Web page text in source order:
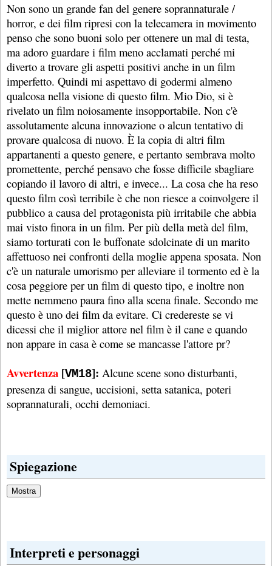
Non sono un grande fan del genere soprannaturale /
horror, e dei film ripresi con la telecamera in movimento
penso che sono buoni solo per ottenere un mal di testa,
ma adoro guardare i film meno acclamati perché mi
diverto a trovare gli aspetti positivi anche in un film
imperfetto. Quindi mi aspettavo di godermi almeno
qualcosa nella visione di questo film. Mio Dio, si è
rivelato un film noiosamente insopportabile. Non c'è
assolutamente alcuna innovazione o alcun tentativo di
provare qualcosa di nuovo. È la copia di altri film
appartanenti a questo genere, e pertanto sembrava molto
promettente, perché pensavo che fosse difficile sbagliare
copiando il lavoro di altri, e invece... La cosa che ha reso
questo film così terribile è che non riesce a coinvolgere il
pubblico a causa del protagonista più irritabile che abbia
mai visto finora in un film. Per più della metà del film,
siamo torturati con le buffonate sdolcinate di un marito
affettuoso nei confronti della moglie appena sposata. Non
c'è un naturale umorismo per alleviare il tormento ed è la
cosa peggiore per un film di questo tipo, e inoltre non
mette nemmeno paura fino alla scena finale. Secondo me
questo è uno dei film da evitare. Ci credereste se vi
dicessi che il miglior attore nel film è il cane e quando
non appare in casa è come se mancasse l'attore pr?
Avvertenza [VM18]: Alcune scene sono disturbanti,
presenza di sangue, uccisioni, setta satanica, poteri
soprannaturali, occhi demoniaci.
Spiegazione
Interpreti e personaggi